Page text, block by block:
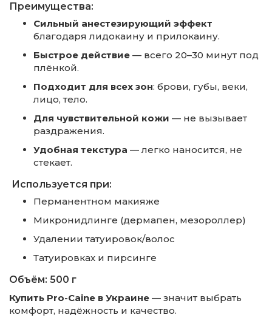
Преимущества:
Сильный анестезирующий эффект
благодаря лидокаину и прилокаину.
Быстрое действие — всего 20–30 минут под
плёнкой.
Подходит для всех зон: брови, губы, веки,
лицо, тело.
Для чувствительной кожи — не вызывает
раздражения.
Удобная текстура — легко наносится, не
стекает.
Используется при:
Перманентном макияже
Микронидлинге (дермапен, мезороллер)
Удалении татуировок/волос
Татуировках и пирсинге
Объём: 500 г
Купить Pro-Caine в Украине — значит выбрать
комфорт, надёжность и качество.